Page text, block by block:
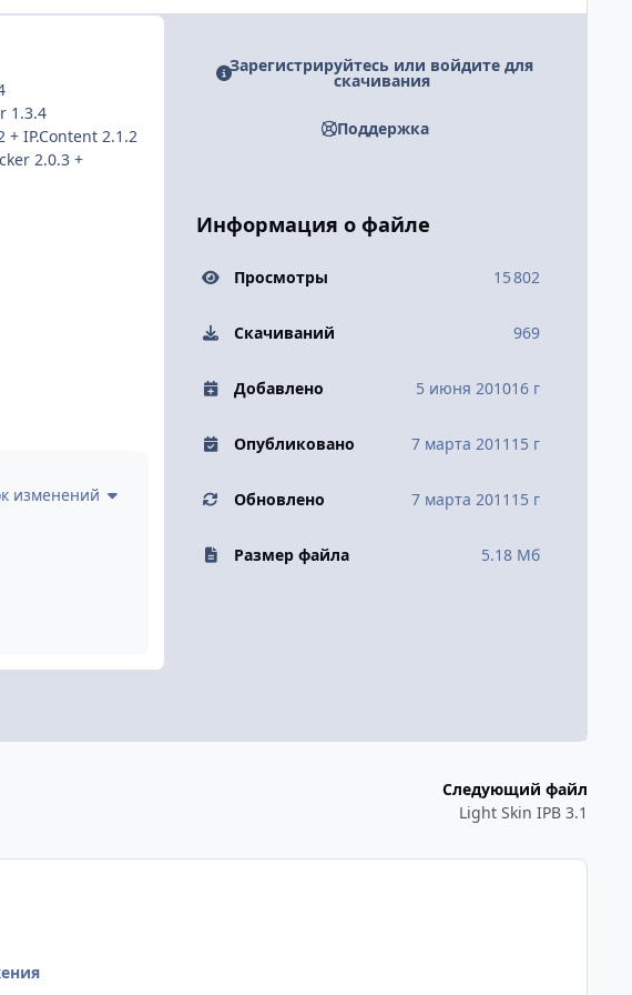
1.3.4
+ IP.Content 2.1.2
2.0.3 +
изменений
Зарегистрируйтесь или войдите для
скачивания
Поддержка
Информация о файле
Просмотры 15 802
Скачиваний 969
Добавлено 5 июня 201016 г
Опубликовано 7 марта 2011 15 г
Обновлено 7 марта 2011 15 г
Размер файла 5.18 Мб
Следующий файл
Light Skin IPB 3.1